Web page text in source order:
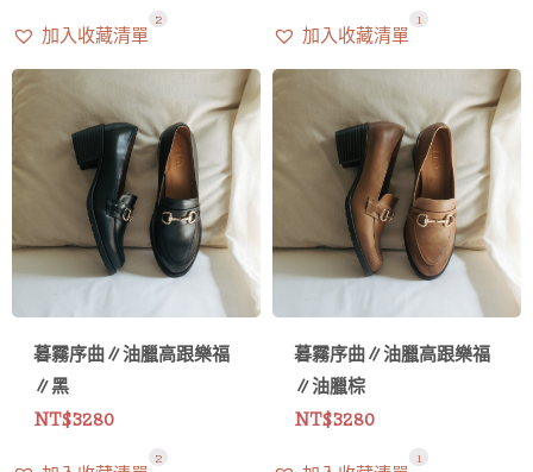
加入收藏清單
2
加入收藏清單
1
暮霧序曲∥油臘高跟樂福
∥黑
NT$3280
2
暮霧序曲∥油臘高跟樂福
∥油臘棕
NT$3280
51